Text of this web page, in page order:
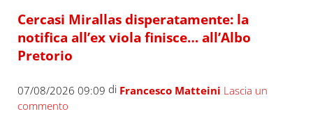
Cercasi Mirallas disperatamente: la
notifica all’ex viola finisce… all’Albo
Pretorio
07/08/2026 09:09 di Francesco Matteini Lascia un
commento